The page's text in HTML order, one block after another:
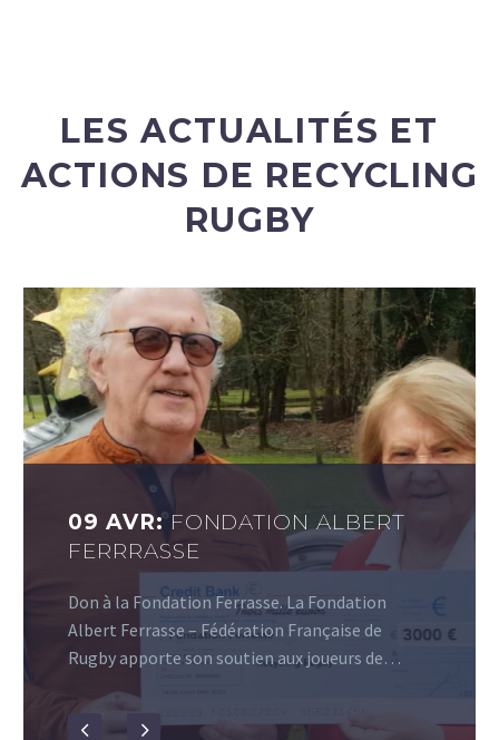
LES ACTUALITÉS ET
ACTIONS DE RECYCLING
RUGBY
09 AVR: FONDATION ALBERT
FERRRASSE
Don à la Fondation Ferrasse. La Fondation
Albert Ferrasse – Fédération Française de
Rugby apporte son soutien aux joueurs de…